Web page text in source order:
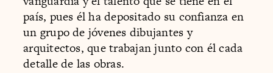
país, pues él ha depositado su confianza en
un grupo de jóvenes dibujantes y
arquitectos, que trabajan junto con él cada
detalle de las obras.